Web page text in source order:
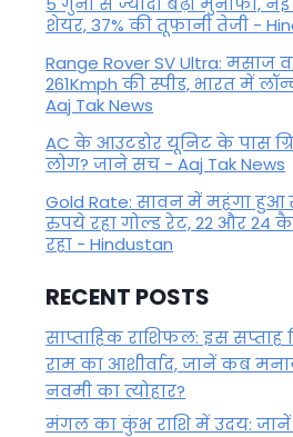
शेयर, 37% की तूफानी तेजी -
Range Rover SV Ultra: मसाज
261Kmph की स्पीड, भारत में
Aaj Tak News
AC के आउटडोर यूनिट के पास
लोग? जाने सच - Aaj Tak News
Gold Rate: सावन में महंगा हुआ
रुपये रहा गोल्ड रेट, 22 और 24
रहा - Hindustan
RECENT POSTS
साप्ताहिक राशिफल: इस
राम का आशीर्वाद, जानें कब
नवमी का त्योहार?
मंगल का कुंभ राशि में उदय: जानें